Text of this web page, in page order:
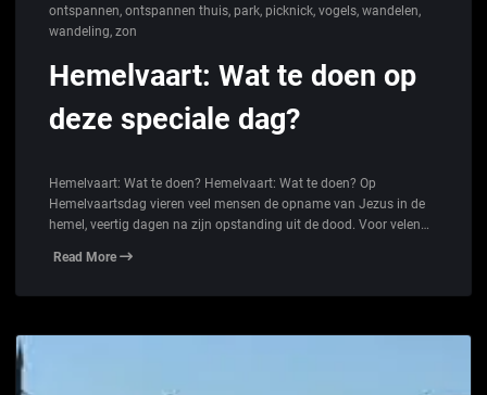
ontspannen, ontspannen thuis, park, picknick, vogels, wandelen,
wandeling, zon
Hemelvaart: Wat te doen op
deze speciale dag?
Hemelvaart: Wat te doen? Hemelvaart: Wat te doen? Op
Hemelvaartsdag vieren veel mensen de opname van Jezus in de
hemel, veertig dagen na zijn opstanding uit de dood. Voor velen…
Read More